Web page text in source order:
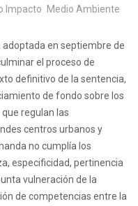
Impacto
Medio Ambiente
adoptada en septiembre de
el proceso de
definitivo de la sentencia,
de fondo sobre los
regulan las
centros urbanos y
no cumplía los
especificidad, pertinencia
vulneración de la
de competencias entre la